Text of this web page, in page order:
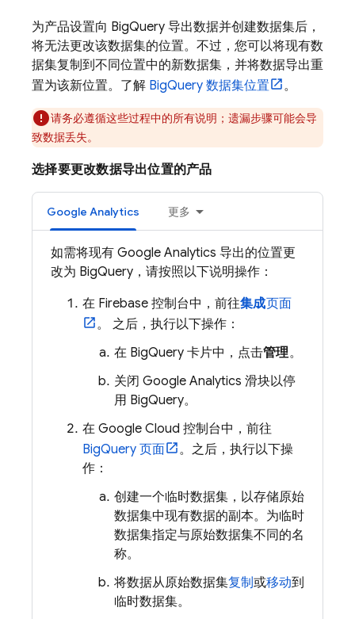
为产品设置向 BigQuery 导出数据并创建数据集后，
将无法更改该数据集的位置。不过，您可以将现有数
据集复制到不同位置中的新数据集，并将数据导出重
置为该新位置。了解 BigQuery 数据集位置 。
请务必遵循这些过程中的所有说明；遗漏步骤可能会导
致数据丢失。
选择要更改数据导出位置的产品
Google Analytics 更多
如需将现有 Google Analytics 导出的位置更
改为 BigQuery ，请按照以下说明操作：
在 Firebase 控制台中，前往集成页面
。 之后，执行以下操作：
在 BigQuery 卡片中，点击管理。
关闭 Google Analytics 滑块以停
用 BigQuery。
在 Google Cloud 控制台中，前往
BigQuery 页面
。之后，执行以下操
作：
创建一个临时数据集，以存储原始
数据集中现有数据的副本。为临时
数据集指定与原始数据集不同的名
称。
将数据从原始数据集复制或移动到
临时数据集。